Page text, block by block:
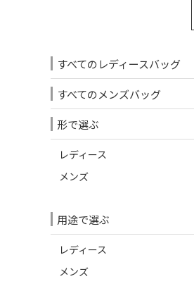
すべてのレディースバッグ
すべてのメンズバッグ
形で選ぶ
レディース
メンズ
用途で選ぶ
レディース
メンズ